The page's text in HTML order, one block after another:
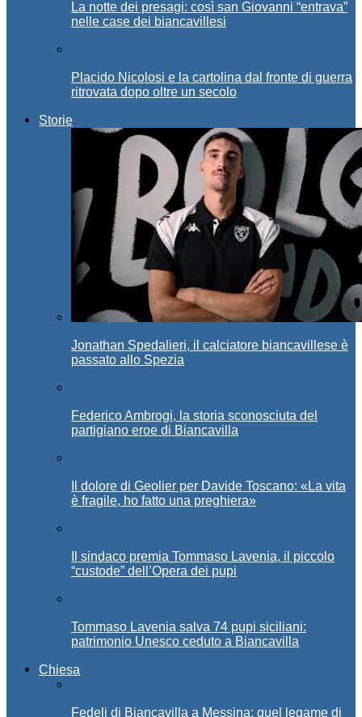
La notte dei presagi: così san Giovanni “entrava”
nelle case dei biancavillesi
Placido Nicolosi e la cartolina dal fronte di guerra
ritrovata dopo oltre un secolo
Storie
Jonathan Spedalieri, il calciatore biancavillese è
passato allo Spezia
Federico Ambrogi, la storia sconosciuta del
partigiano eroe di Biancavilla
Il dolore di Geolier per Davide Toscano: «La vita
è fragile, ho fatto una preghiera»
Il sindaco premia Tommaso Lavenia, il piccolo
“custode” dell’Opera dei pupi
Tommaso Lavenia salva 74 pupi siciliani:
patrimonio Unesco ceduto a Biancavilla
Chiesa
Fedeli di Biancavilla a Messina: quel legame di